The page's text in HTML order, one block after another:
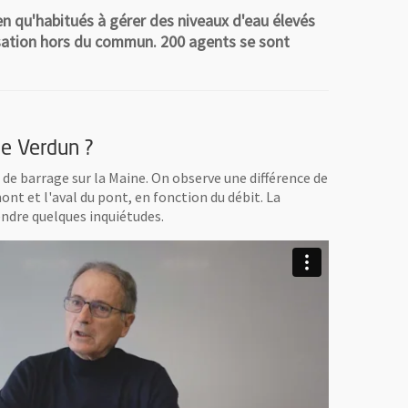
qu'habitués à gérer des niveaux d'eau élevés
hors du commun. 200 agents se sont
Verdun ?
barrage sur la Maine. On observe une différence de
et l'aval du pont, en fonction du débit. La
quelques inquiétudes.